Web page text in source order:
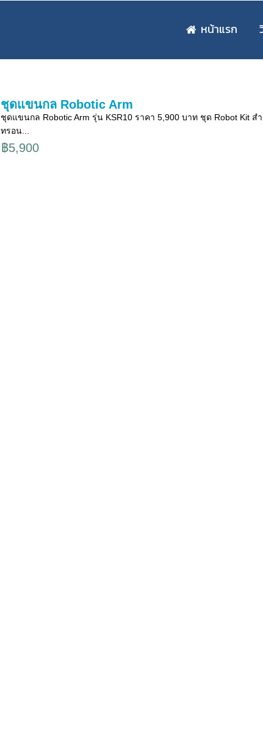
หน้าแรก
ชุดแขนกล Robotic Arm
ชุดแขนกล Robotic Arm รุ่น KSR10 ราคา 5,900 บาท ชุด Robot Kit
ทรอน...
฿5,900